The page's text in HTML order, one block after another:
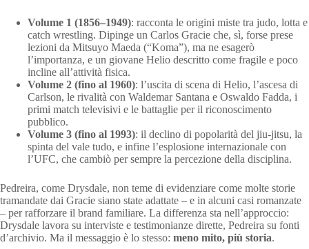
Volume 1 (1856–1949): racconta le origini miste tra judo, lotta e
catch wrestling. Dipinge un Carlos Gracie che, sì, forse prese
lezioni da Mitsuyo Maeda (“Koma”), ma ne esagerò
l’importanza, e un giovane Helio descritto come fragile e poco
incline all’attività fisica.
Volume 2 (fino al 1960): l’uscita di scena di Helio, l’ascesa di
Carlson, le rivalità con Waldemar Santana e Oswaldo Fadda, i
primi match televisivi e le battaglie per il riconoscimento
pubblico.
Volume 3 (fino al 1993): il declino di popolarità del jiu-jitsu, la
spinta del vale tudo, e infine l’esplosione internazionale con
l’UFC, che cambiò per sempre la percezione della disciplina.
Pedreira, come Drysdale, non teme di evidenziare come molte storie
tramandate dai Gracie siano state adattate – e in alcuni casi romanzate
– per rafforzare il brand familiare. La differenza sta nell’approccio:
Drysdale lavora su interviste e testimonianze dirette, Pedreira su fonti
d’archivio. Ma il messaggio è lo stesso: meno mito, più storia.